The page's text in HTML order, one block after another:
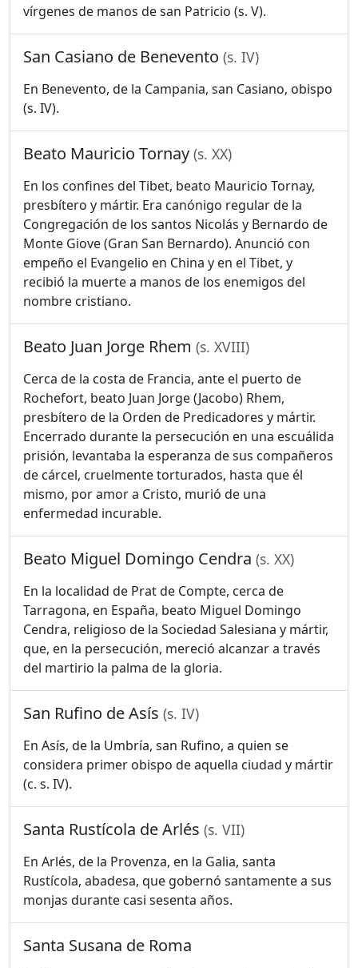
vírgenes de manos de san Patricio (s. V).
San Casiano de Benevento (s. IV)
En Benevento, de la Campania, san Casiano, obispo
(s. IV).
Beato Mauricio Tornay (s. XX)
En los confines del Tibet, beato Mauricio Tornay,
presbítero y mártir. Era canónigo regular de la
Congregación de los santos Nicolás y Bernardo de
Monte Giove (Gran San Bernardo). Anunció con
empeño el Evangelio en China y en el Tibet, y
recibió la muerte a manos de los enemigos del
nombre cristiano.
Beato Juan Jorge Rhem (s. XVIII)
Cerca de la costa de Francia, ante el puerto de
Rochefort, beato Juan Jorge (Jacobo) Rhem,
presbítero de la Orden de Predicadores y mártir.
Encerrado durante la persecución en una escuálida
prisión, levantaba la esperanza de sus compañeros
de cárcel, cruelmente torturados, hasta que él
mismo, por amor a Cristo, murió de una
enfermedad incurable.
Beato Miguel Domingo Cendra (s. XX)
En la localidad de Prat de Compte, cerca de
Tarragona, en España, beato Miguel Domingo
Cendra, religioso de la Sociedad Salesiana y mártir,
que, en la persecución, mereció alcanzar a través
del martirio la palma de la gloria.
San Rufino de Asís (s. IV)
En Asís, de la Umbría, san Rufino, a quien se
considera primer obispo de aquella ciudad y mártir
(c. s. IV).
Santa Rustícola de Arlés (s. VII)
En Arlés, de la Provenza, en la Galia, santa
Rustícola, abadesa, que gobernó santamente a sus
monjas durante casi sesenta años.
Santa Susana de Roma